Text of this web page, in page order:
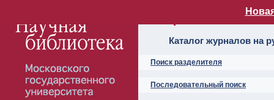
Алфавитный
Каталог журналов на
Поиск разделителя
Последовательный поиск